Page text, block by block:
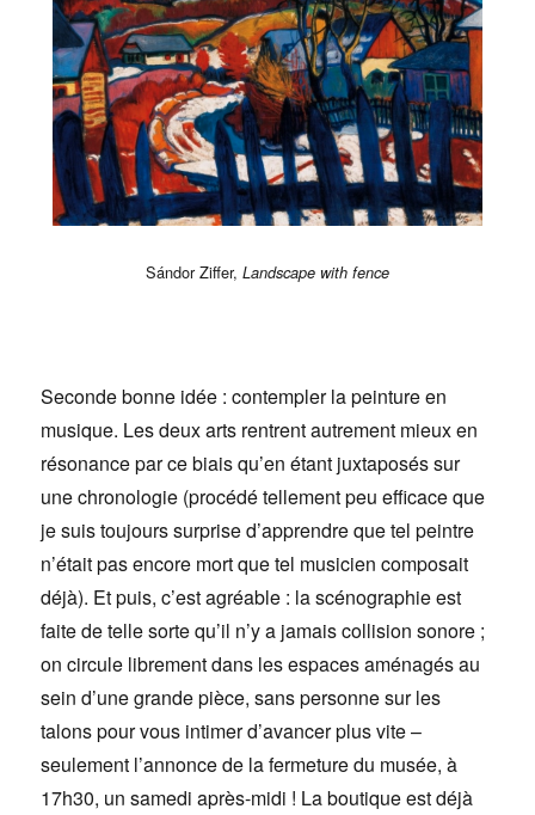
Sándor Ziffer, Landscape with fence
Seconde bonne idée : contempler la peinture en
musique. Les deux arts rentrent autrement mieux en
résonance par ce biais qu’en étant juxtaposés sur
une chronologie (procédé tellement peu efficace que
je suis toujours surprise d’apprendre que tel peintre
n’était pas encore mort que tel musicien composait
déjà). Et puis, c’est agréable : la scénographie est
faite de telle sorte qu’il n’y a jamais collision sonore ;
on circule librement dans les espaces aménagés au
sein d’une grande pièce, sans personne sur les
talons pour vous intimer d’avancer plus vite –
seulement l’annonce de la fermeture du musée, à
17h30, un samedi après-midi ! La boutique est déjà